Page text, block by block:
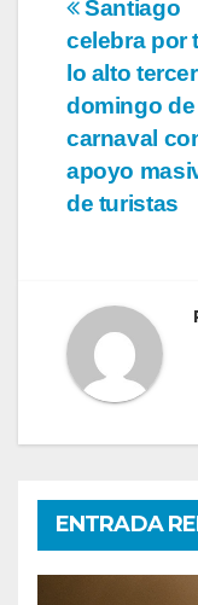
de
Santiago
celebra por
lo alto tercer
domingo de
carnaval
apoyo
de turistas
ENTRADA